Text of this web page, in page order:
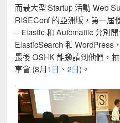
而最大型 Startup 活動 Web
RISEConf 的亞洲版，第一屆
– Elastic 和 Automattic 分別
ElasticSearch 和 WordPress
最後 OSHK 能邀請到他們，
享會 (8月1日 、 2日)。